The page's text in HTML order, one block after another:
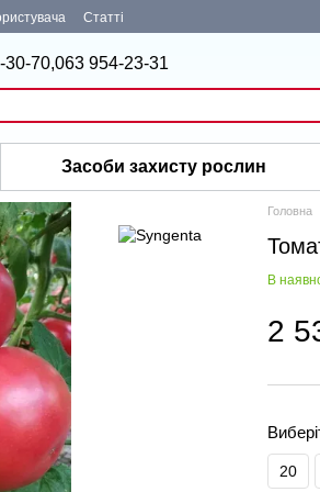
Статті
30-70,063 954-23-31
Засоби захисту рослин
Головна
В
2
20